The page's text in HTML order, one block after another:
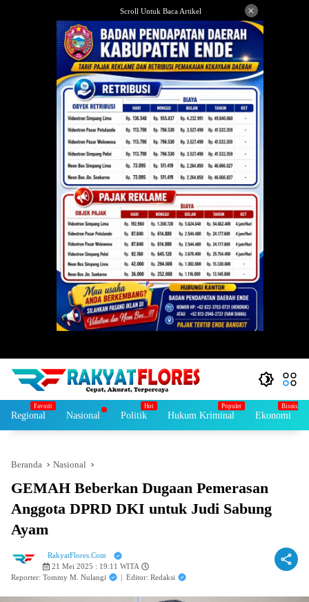
Scroll Untuk Baca Artikel ×
Regional Nasional Politik Hukum Kriminal Ekonomi
Beranda Nasional
GEMAH Beberkan Dugaan Pemerasan
Anggota DPRD DKI untuk Judi Sabung
Ayam
RakyatFlores.Com
21 Mei 2025 : 19:11 WITA
Reporter: Tommy M. Nulangi
| Editor: Redaksi